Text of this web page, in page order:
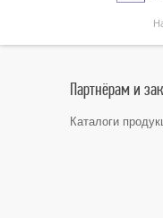
Партнёрам и
Каталоги